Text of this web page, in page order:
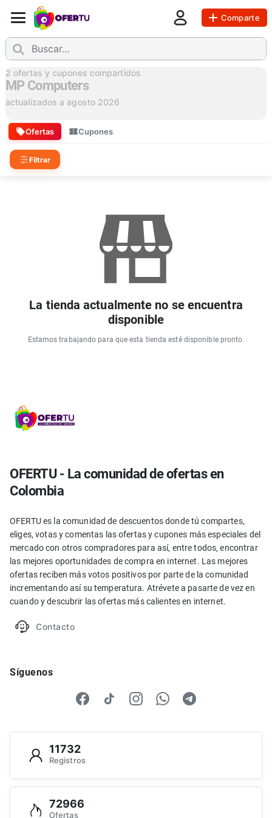
Comparte
2 ofertas y cupones compartidos
MP Computers
actualizados a agosto 2026
Ofertas Cupones
Filtrar
La tienda actualmente no se encuentra
disponible
Estamos trabajando para que esta tienda esté disponible pronto.
OFERTU - La comunidad de ofertas en
Colombia
OFERTU es la comunidad de descuentos donde tú compartes,
eliges, votas y comentas las ofertas y cupones más especiales del
mercado con otros compradores para así, entre todos, encontrar
las mejores oportunidades de compra en internet. Las mejores
ofertas reciben más votos positivos por parte de la comunidad
incrementando así su temperatura. Atrévete a pasarte de vez en
cuando y descubrir las ofertas más calientes en internet.
Contacto
Síguenos
11732
Registros
72966
Ofertas